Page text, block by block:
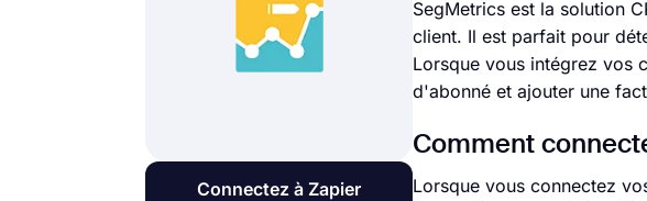
Connectez à Zapier
SegMetrics est la solution
client. Il est parfait pour
Lorsque vous intégrez vos
d'abonné et ajouter une
Comment
Lorsque vous connectez